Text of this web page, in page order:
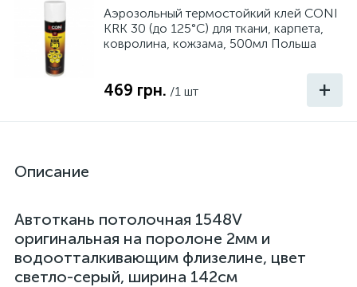
Аэрозольный термостойкий клей CONI
KRK 30 (до 125°C) для ткани, карпета,
ковролина, кожзама, 500мл Польша
469 грн. /1 шт +
Описание
Автоткань потолочная 1548V
оригинальная на поролоне 2мм и
водоотталкивающим флизелине, цвет
светло-серый, ширина 142см